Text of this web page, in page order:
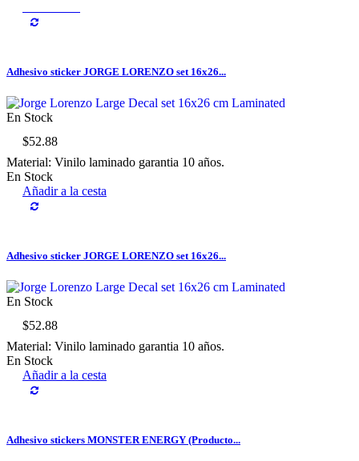
Adhesivo sticker JORGE LORENZO set 16x26...
En Stock
$52.88
Material: Vinilo laminado garantia 10 años.
En Stock
Añadir a la cesta
Adhesivo sticker JORGE LORENZO set 16x26...
En Stock
$52.88
Material: Vinilo laminado garantia 10 años.
En Stock
Añadir a la cesta
Adhesivo stickers MONSTER ENERGY (Producto...